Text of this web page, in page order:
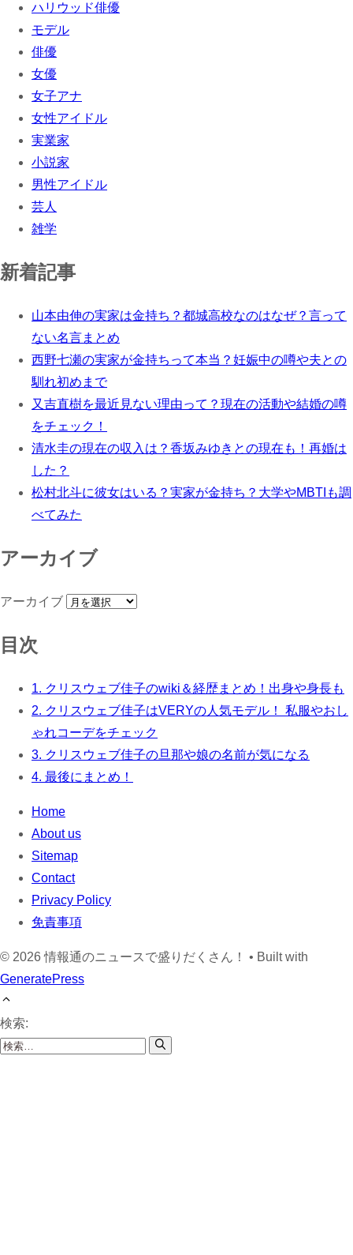
ハリウッド俳優
モデル
俳優
女優
女子アナ
女性アイドル
実業家
小説家
男性アイドル
芸人
雑学
新着記事
山本由伸の実家は金持ち？都城高校なのはなぜ？言って
ない名言まとめ
西野七瀬の実家が金持ちって本当？妊娠中の噂や夫との
馴れ初めまで
又吉直樹を最近見ない理由って？現在の活動や結婚の噂
をチェック！
清水圭の現在の収入は？香坂みゆきとの現在も！再婚は
した？
松村北斗に彼女はいる？実家が金持ち？大学やMBTIも調
べてみた
アーカイブ
アーカイブ
目次
1. クリスウェブ佳子のwiki＆経歴まとめ！出身や身長も
2. クリスウェブ佳子はVERYの人気モデル！ 私服やおし
ゃれコーデをチェック
3. クリスウェブ佳子の旦那や娘の名前が気になる
4. 最後にまとめ！
Home
About us
Sitemap
Contact
Privacy Policy
免責事項
© 2026 情報通のニュースで盛りだくさん！
• Built with
GeneratePress
検索: